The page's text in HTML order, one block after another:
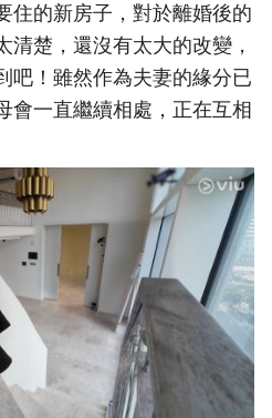
住的新房子，對於離婚後的
清楚，還沒有太大的改變，
吧！雖然作為夫妻的緣分已
會一直繼續相處，正在互相